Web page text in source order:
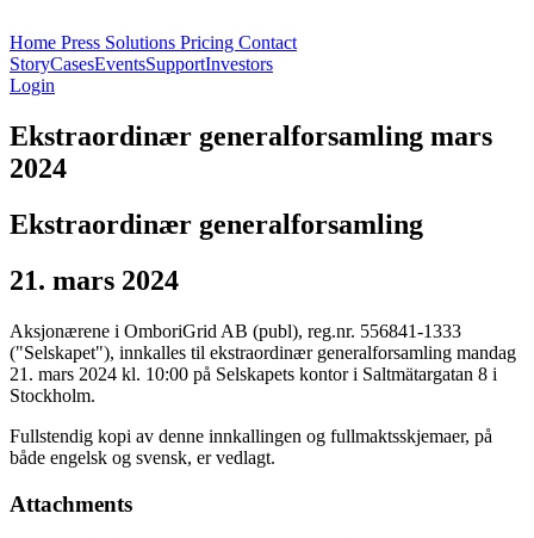
Home Press Solutions Pricing Contact
StoryCasesEventsSupportInvestors
Login
Ekstraordinær generalforsamling mars
2024
Ekstraordinær generalforsamling
21. mars 2024
Aksjonærene i OmboriGrid AB (publ), reg.nr. 556841-1333
("Selskapet"), innkalles til ekstraordinær generalforsamling mandag
21. mars 2024 kl. 10:00 på Selskapets kontor i Saltmätargatan 8 i
Stockholm.
Fullstendig kopi av denne innkallingen og fullmaktsskjemaer, på
både engelsk og svensk, er vedlagt.
Attachments